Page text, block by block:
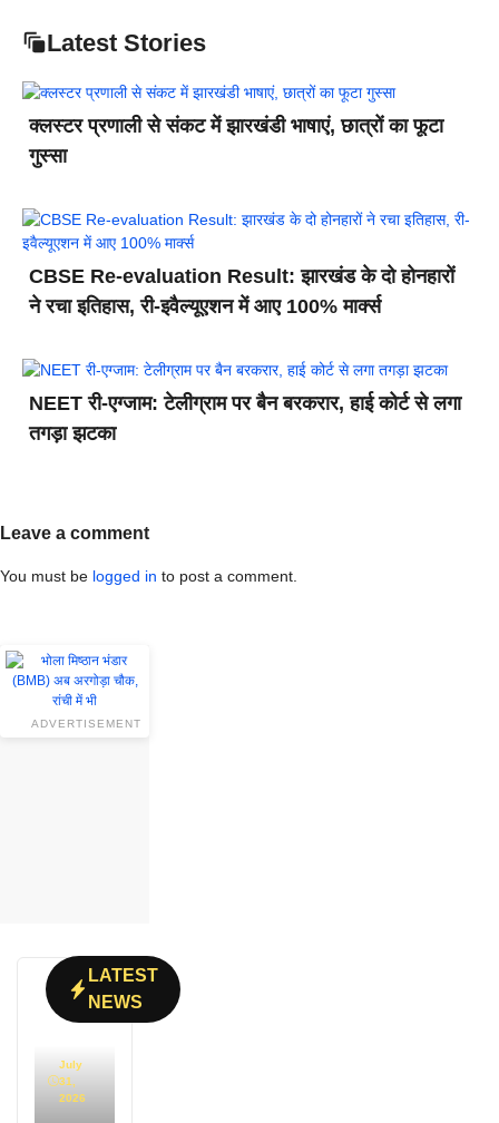
Latest Stories
क्लस्टर प्रणाली से संकट में झारखंडी भाषाएं, छात्रों का फूटा
गुस्सा
CBSE Re-evaluation Result: झारखंड के दो होनहारों
ने रचा इतिहास, री-इवैल्यूएशन में आए 100% मार्क्स
NEET री-एग्जाम: टेलीग्राम पर बैन बरकरार, हाई कोर्ट से लगा
तगड़ा झटका
Leave a comment
You must be logged in to post a comment.
ADVERTISEMENT
LATEST
NEWS
July
31,
2026